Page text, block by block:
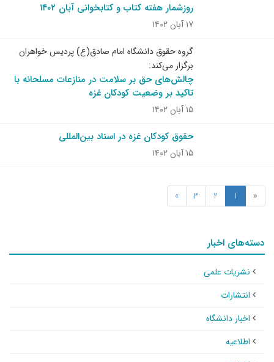
روزشمار هفته کتاب و کتابخوانی آبان ۱۴۰۲
۱۷ آبان ۱۴۰۲
گروه حقوق دانشگاه امام صادق(ع) پردیس خواهران
برگزار می‌کند:
چالش‌های حق بر سلامت در منازعات مسلحانه با
تاکید بر وضعیت کودکان غزه
۱۵ آبان ۱۴۰۲
حقوق کودکان غزه در اسناد بین‌المللی
۱۵ آبان ۱۴۰۲
«
1
2
3
»
دسته‌های اخبار
نشریات علمی
انتشارات
اخبار دانشگاه
اطلاعیه